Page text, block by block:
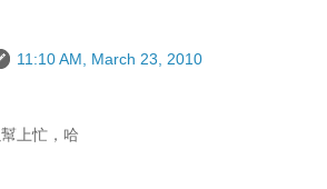
11:10 AM, March 23, 2010
上忙，哈